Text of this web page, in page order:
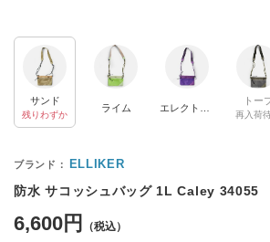
サンド
残りわずか
ライム
トー
再入荷
ELLIKER
防水 サコッシュバッグ 1L Caley 34055
6,600円